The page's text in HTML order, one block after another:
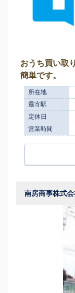
おうち買い取
簡単です。
所在地
最寄駅
定休日
営業時間
南房商事株式